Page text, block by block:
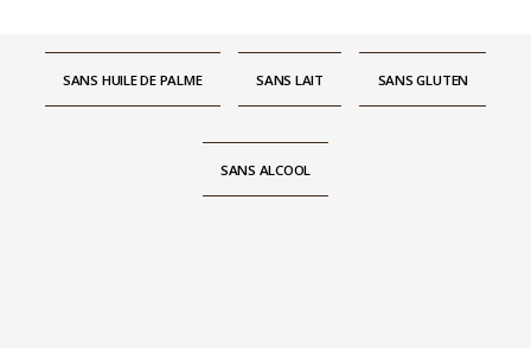
SANS HUILE DE PALME SANS LAIT SANS GLUTEN
SANS ALCOOL